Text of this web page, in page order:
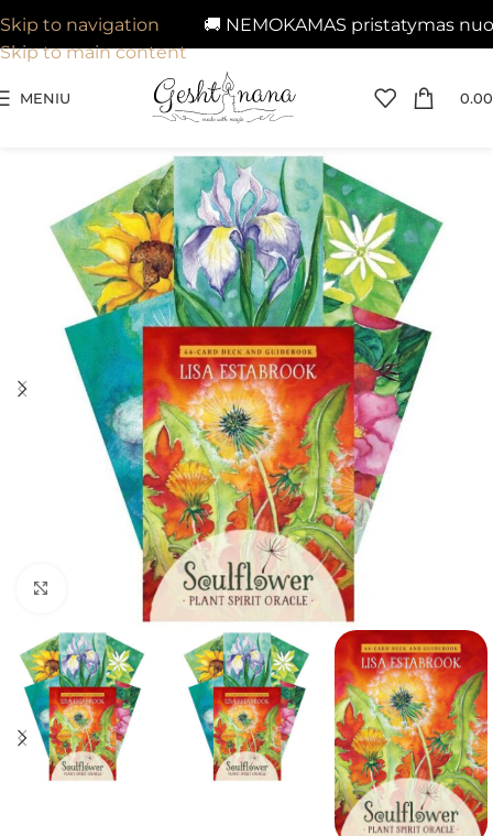
🚚 NEMOKAMAS pristatymas nuo
Skip to navigation
Skip to main content
MENIU 0.00
Spustelėkite, kad padidintumėte